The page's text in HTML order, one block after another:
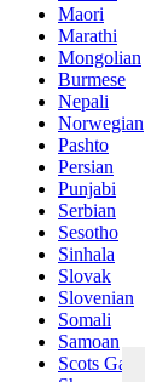
Maori
Marathi
Mongolian
Burmese
Nepali
Norwegian
Pashto
Persian
Punjabi
Serbian
Sesotho
Sinhala
Slovak
Slovenian
Somali
Samoan
Scots Gaelic